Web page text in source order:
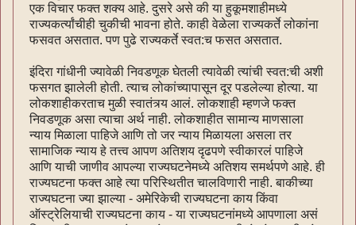
एक विचार फक्त शक्य आहे. दुसरे असे की या हुकूमशाहीमध्ये
राज्यकर्त्यांचीही चुकीची भावना होते. काही वेळेला राज्यकर्ते लोकांना
फसवत असतात. पण पुढे राज्यकर्ते स्वत:च फसत असतात.
इंदिरा गांधीनी ज्यावेळी निवडणूक घेतली त्यावेळी त्यांची स्वत:ची अशी
फसगत झालेली होती. त्याच लोकांच्यापासून दूर पडलेल्या होत्या. या
लोकशाहीकरताच मुळी स्वातंत्र्य आलं. लोकशाही म्हणजे फक्त
निवडणूक असा त्याचा अर्थ नाही. लोकशाहीत सामान्य माणसाला
न्याय मिळाला पाहिजे आणि तो जर न्याय मिळायला असला तर
सामाजिक न्याय हे तत्त्व आपण अतिशय दृढपणे स्वीकारलं पाहिजे
आणि याची जाणीव आपल्या राज्यघटनेमध्ये अतिशय समर्थपणे आहे. ही
राज्यघटना फक्त आहे त्या परिस्थितीत चालविणारी नाही. बाकीच्या
राज्यघटना ज्या झाल्या - अमेरिकेची राज्यघटना काय किंवा
ऑस्ट्रेलियाची राज्यघटना काय - या राज्यघटनांमध्ये आपणाला असं